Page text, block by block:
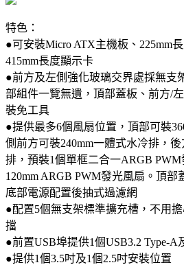
特色：
●可安裝Micro ATX主機板、225mm
415mm長度顯示卡
●前方及左側強化玻璃交界處採無支
部組件一覽無遺，頂部蓋板、前方/
裝免工具
●提供最多6個風扇位置，頂部可裝
側前方可裝240mm一體式水冷排，
排，預裝1個單框二合一ARGB
120mm ARGB PWM發光風扇。頂部
底部電源配置後抽式過濾網
●配置5個無支架標準擴充槽，不用
擋
●前置USB埠提供1個USB3.2 Type-A
●提供1個3.5吋及1個2.5吋安裝位置